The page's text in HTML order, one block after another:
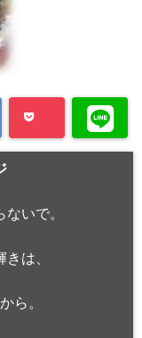
いで。
は、
ら。